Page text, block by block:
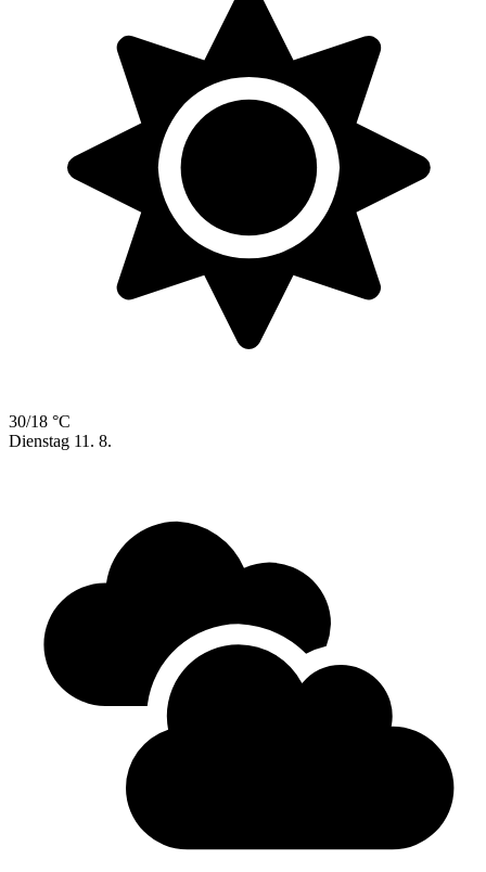
30/18 °C
Dienstag 11. 8.